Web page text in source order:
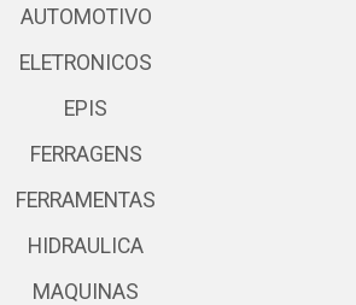
AUTOMOTIVO
ELETRONICOS
EPIS
FERRAGENS
FERRAMENTAS
HIDRAULICA
MAQUINAS